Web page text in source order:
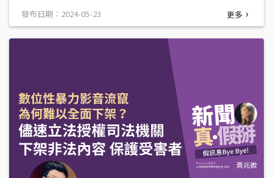
發布日期：2024-05-23 更多